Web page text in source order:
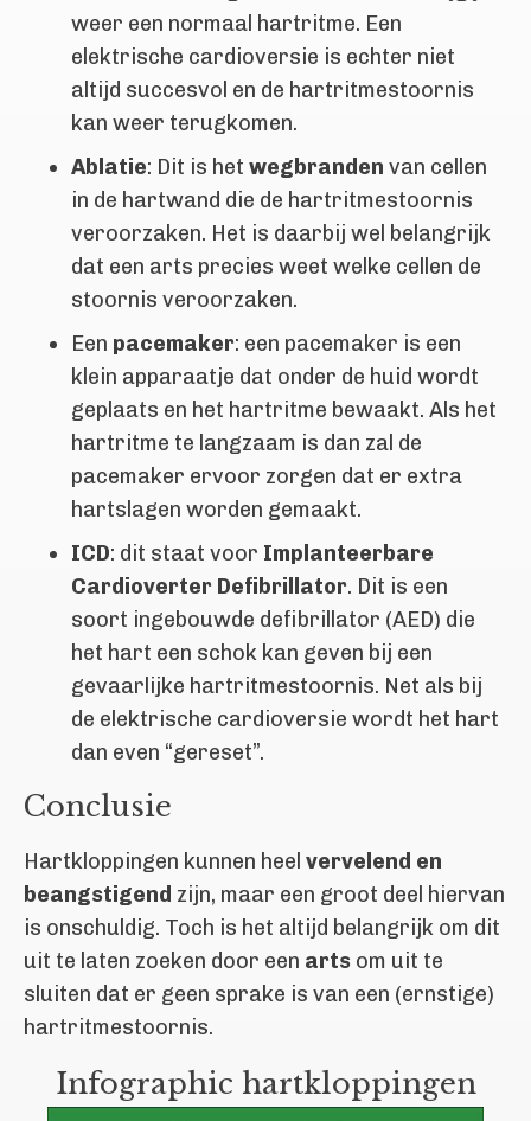
weer een normaal hartritme. Een
elektrische cardioversie is echter niet
altijd succesvol en de hartritmestoornis
kan weer terugkomen.
Ablatie: Dit is het wegbranden van cellen
in de hartwand die de hartritmestoornis
veroorzaken. Het is daarbij wel belangrijk
dat een arts precies weet welke cellen de
stoornis veroorzaken.
Een pacemaker: een pacemaker is een
klein apparaatje dat onder de huid wordt
geplaats en het hartritme bewaakt. Als het
hartritme te langzaam is dan zal de
pacemaker ervoor zorgen dat er extra
hartslagen worden gemaakt.
ICD: dit staat voor Implanteerbare
Cardioverter Defibrillator. Dit is een
soort ingebouwde defibrillator (AED) die
het hart een schok kan geven bij een
gevaarlijke hartritmestoornis. Net als bij
de elektrische cardioversie wordt het hart
dan even “gereset”.
Conclusie
Hartkloppingen kunnen heel vervelend en
beangstigend zijn, maar een groot deel hiervan
is onschuldig. Toch is het altijd belangrijk om dit
uit te laten zoeken door een arts om uit te
sluiten dat er geen sprake is van een (ernstige)
hartritmestoornis.
Infographic hartkloppingen